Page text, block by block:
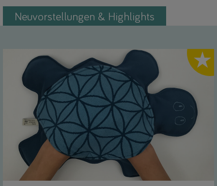
Neuvorstellungen & Highlights